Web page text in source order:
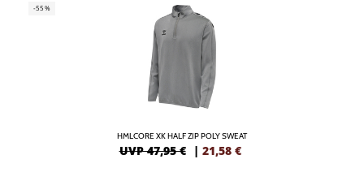
-55%
HMLCORE XK HALF ZIP POLY SWEAT
UVP 47,95 € | 21,58 €